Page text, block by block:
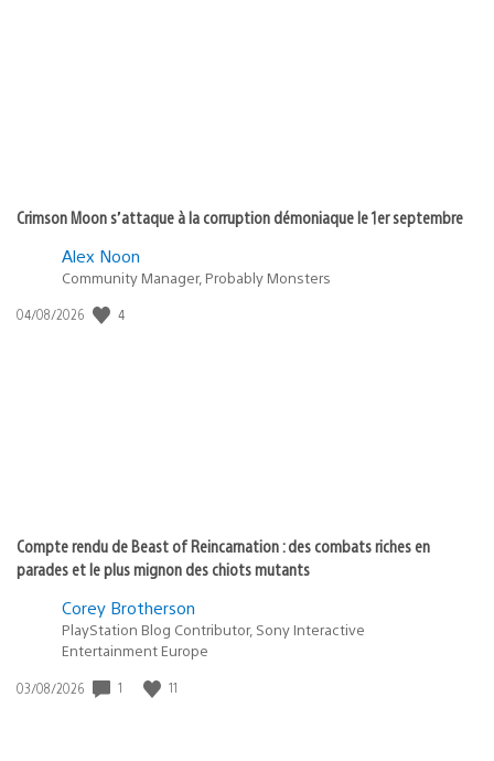
Crimson Moon s’attaque à la corruption démoniaque le 1er septembre
Alex Noon
Community Manager, Probably Monsters
Date
04/08/2026 4
Compte rendu de Beast of Reincarnation : des combats riches en
parades et le plus mignon des chiots mutants
Corey Brotherson
PlayStation Blog Contributor, Sony Interactive
Entertainment Europe
Date
03/08/2026 1 11